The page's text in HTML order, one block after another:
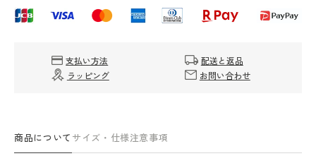
支払い方法
配送と返品
ラッピング
お問い合わせ
商品について サイズ・仕様注意事項